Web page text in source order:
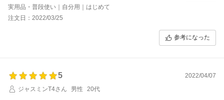
実用品・普段使い｜自分用｜はじめて
注文日：2022/03/25
参考になった
5
2022/04/07
ジャスミンT4さん
男性 20代